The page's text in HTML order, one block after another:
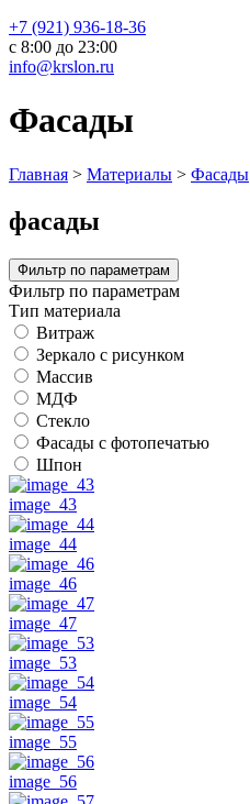
+7 (921) 936-18-36
с 8:00 до 23:00
info@krslon.ru
Фасады
Главная > Материалы > Фасады
фасады
Фильтр по параметрам
Фильтр по параметрам
Тип материала
Витраж
Зеркало с рисунком
Массив
МДФ
Стекло
Фасады с фотопечатью
Шпон
image_43
image_44
image_46
image_47
image_53
image_54
image_55
image_56